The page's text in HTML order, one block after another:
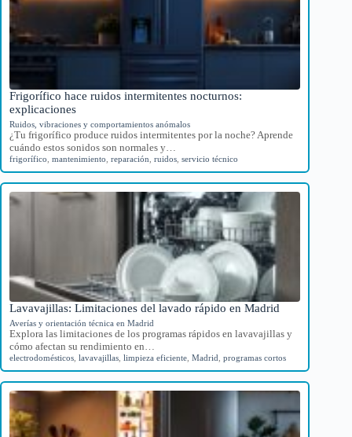
Frigorífico hace ruidos intermitentes nocturnos:
explicaciones
Ruidos, vibraciones y comportamientos anómalos
¿Tu frigorífico produce ruidos intermitentes por la noche? Aprende
cuándo estos sonidos son normales y…
frigorífico mantenimiento reparación ruidos servicio técnico
Lavavajillas: Limitaciones del lavado rápido en Madrid
Averías y orientación técnica en Madrid
Explora las limitaciones de los programas rápidos en lavavajillas y
cómo afectan su rendimiento en…
electrodomésticos lavavajillas limpieza eficiente Madrid programas cortos